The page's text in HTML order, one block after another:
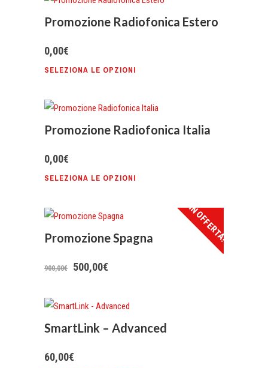
Promozione Radiofonica Estero
0,00€
SELEZIONA LE OPZIONI
Promozione Radiofonica Italia
0,00€
SELEZIONA LE OPZIONI
IN OFFERTA!
Promozione Spagna
900,00€
Il
originale
era:
500,00€
attuale
è:
SmartLink – Advanced
60,00€